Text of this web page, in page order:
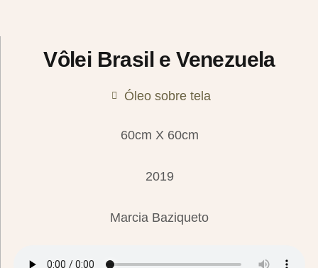
Vôlei Brasil e Venezuela
Óleo sobre tela
60cm X 60cm
2019
Marcia Baziqueto